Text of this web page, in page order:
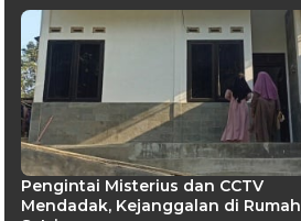
Pengintai Misterius dan CCTV
Mendadak, Kejanggalan di Rumah